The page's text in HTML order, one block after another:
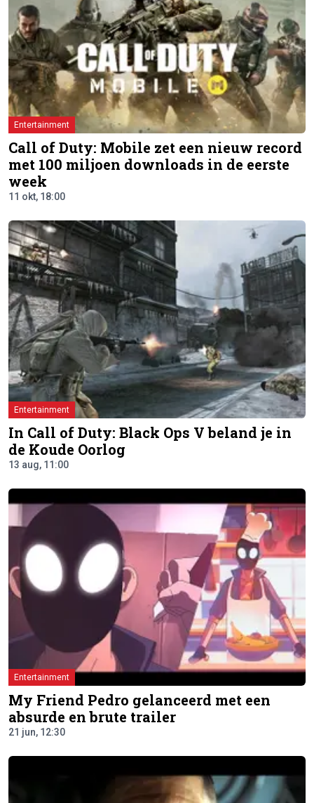
Entertainment
Call of Duty: Mobile zet een nieuw record
met 100 miljoen downloads in de eerste
week
11 okt, 18:00
Entertainment
In Call of Duty: Black Ops V beland je in
de Koude Oorlog
13 aug, 11:00
Entertainment
My Friend Pedro gelanceerd met een
absurde en brute trailer
21 jun, 12:30